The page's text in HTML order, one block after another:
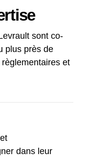
sont co-
plus près de
et
dans leur